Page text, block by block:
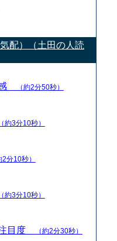
配）（土田の人読
感 （約2分50秒）
（約3分10秒）
2分10秒）
（約3分10秒）
目度 （約2分30秒）